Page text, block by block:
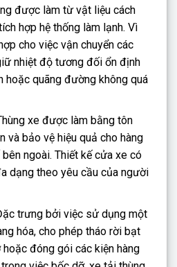
được làm từ vật liệu cách
hợp hệ thống làm lạnh. Vì
cho việc vận chuyển các
nhiệt độ tương đối ổn định
hoặc quãng đường không quá
xe được làm bằng tôn
và bảo vệ hiệu quả cho hàng
ngoài. Thiết kế cửa xe có
dạng theo yêu cầu của người
trưng bởi việc sử dụng một
hóa, cho phép tháo rời bạt
đóng gói các kiện hàng